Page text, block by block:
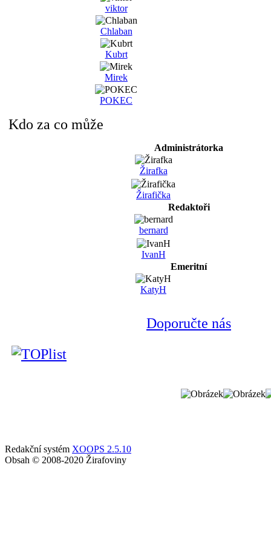
viktor
Chlaban
Kubrt
Mirek
POKEC
Kdo za co může
Administrátorka
Žirafka
Žirafička
Redaktoři
bernard
IvanH
Emeritní
KatyH
Doporučte nás
Redakční systém XOOPS 2.5.10
Obsah © 2008-2020 Žirafoviny